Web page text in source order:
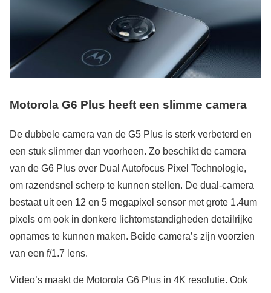
Motorola G6 Plus heeft een slimme camera
De dubbele camera van de G5 Plus is sterk verbeterd en
een stuk slimmer dan voorheen. Zo beschikt de camera
van de G6 Plus over Dual Autofocus Pixel Technologie,
om razendsnel scherp te kunnen stellen. De dual-camera
bestaat uit een 12 en 5 megapixel sensor met grote 1.4um
pixels om ook in donkere lichtomstandigheden detailrijke
opnames te kunnen maken. Beide camera’s zijn voorzien
van een f/1.7 lens.
Video’s maakt de Motorola G6 Plus in 4K resolutie. Ook